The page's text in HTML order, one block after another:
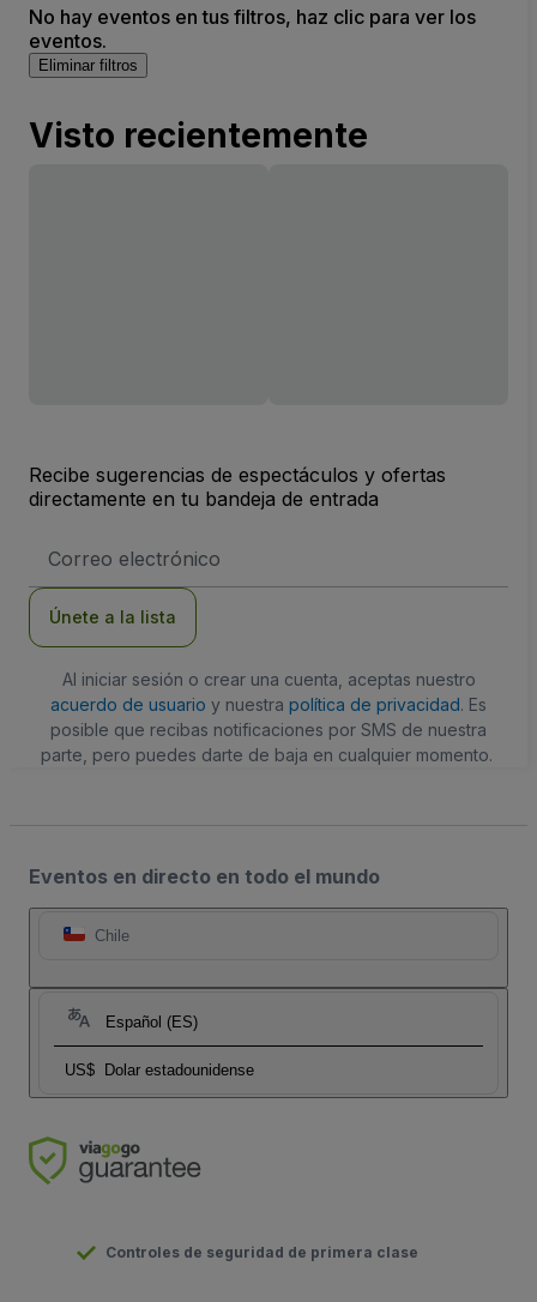
No hay eventos en tus filtros, haz clic para ver los
eventos.
Eliminar filtros
Visto recientemente
Recibe sugerencias de espectáculos y ofertas
directamente en tu bandeja de entrada
de
Únete a la lista
Al iniciar sesión o crear una cuenta, aceptas nuestro
acuerdo de usuario y nuestra política de privacidad. Es
posible que recibas notificaciones por SMS de nuestra
parte, pero puedes darte de baja en cualquier momento.
Eventos en directo en todo el mundo
Chile
Español (ES)
US$ Dolar estadounidense
Controles de seguridad de primera clase